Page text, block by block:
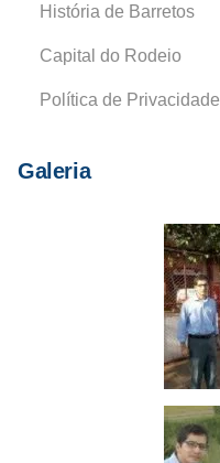
História de Barretos
Capital do Rodeio
Política de Privacidade
Galeria